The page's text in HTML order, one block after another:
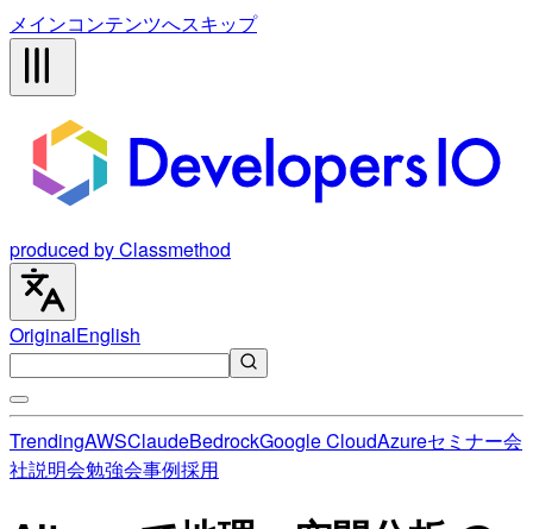
メインコンテンツへスキップ
produced by Classmethod
OriginalEnglish
TrendingAWSClaudeBedrockGoogle CloudAzureセミナー会
社説明会勉強会事例採用